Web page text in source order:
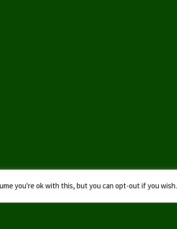
you're ok with this, but you can opt-out if you wish.